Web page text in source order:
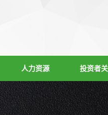
人力资源 投资者